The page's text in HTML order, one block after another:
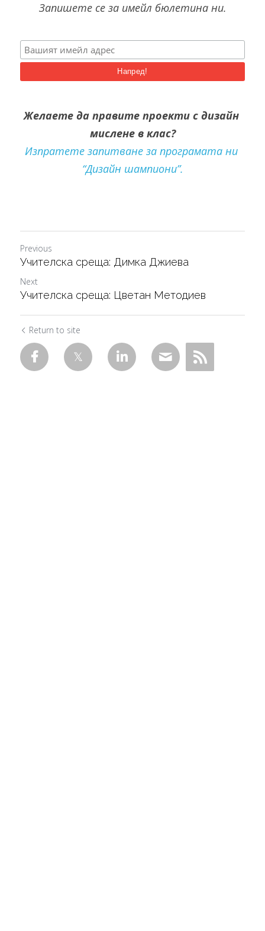
Запишете се за имейл бюлетина ни.
Желаете да правите проекти с дизайн
мислене в клас?
Изпратете запитване за програмата ни
“Дизайн шампиони”.
Previous
Учителска среща: Димка Джиева
Next
Учителска среща: Цветан Методиев
Return to site